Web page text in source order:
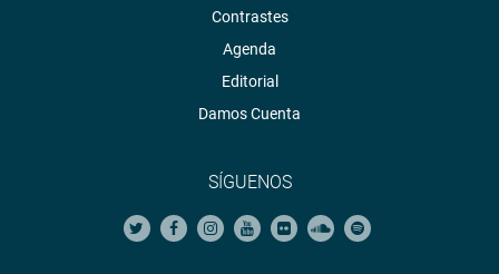
Contrastes
Agenda
Editorial
Damos Cuenta
SÍGUENOS